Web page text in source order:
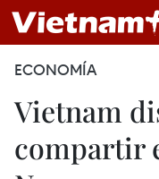
ECONOMÍA
Vietnam
compartir